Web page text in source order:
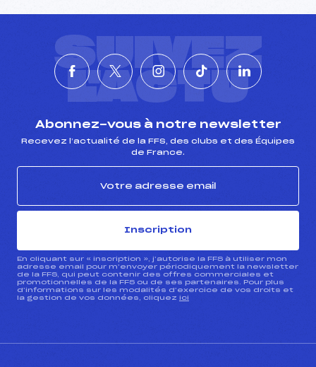
SUIVEZ
L'ACTU
Abonnez-vous à notre newsletter
Recevez l’actualité de la FFS, des clubs et des Équipes
de France.
Inscription
En cliquant sur « inscription », j’autorise la FFS à utiliser mon
adresse email pour m’envoyer périodiquement la newsletter
de la FFS, qui peut contenir des offres commerciales et
promotionnelles de la FFS ou de ses partenaires. Pour plus
d’informations sur les modalités d’exercice de vos droits et
la gestion de vos données, cliquez ici